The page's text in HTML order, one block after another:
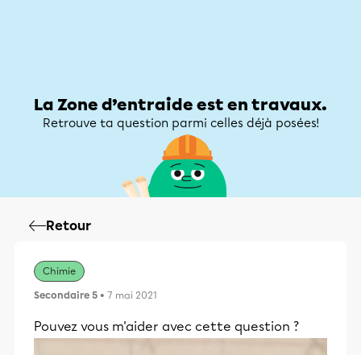
La Zone d’entraide est en travaux.
Retrouve ta question parmi celles déjà posées!
Retour
Chimie
Secondaire 5 • 7 mai 2021
Pouvez vous m'aider avec cette question ?